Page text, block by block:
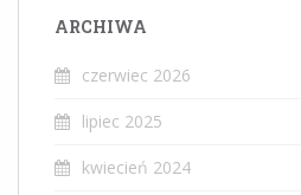
ARCHIWA
czerwiec 2026
lipiec 2025
kwiecień 2024